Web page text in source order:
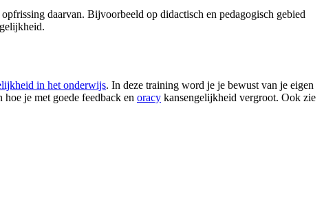
daarvan. Bijvoorbeeld op didactisch en pedagogisch gebied
in het onderwijs. In deze training word je je bewust van je eigen
je met goede feedback en oracy kansengelijkheid vergroot. Ook zie